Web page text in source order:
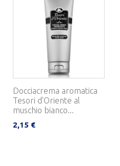
Docciacrema aromatica
Tesori d'Oriente al
muschio bianco...
2,15 €